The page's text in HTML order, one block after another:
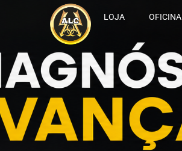
LOJA OFICINA